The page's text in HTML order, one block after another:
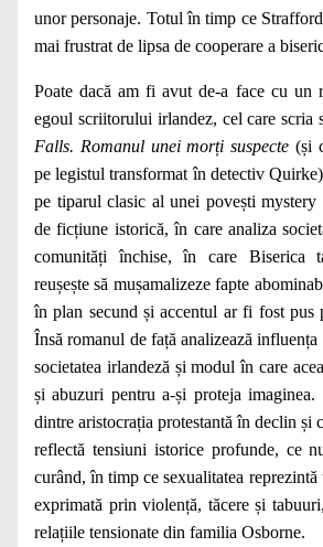
unor personaje. Totul în timp ce
mai frustrat de lipsa de cooperare a
Poate dacă am fi avut de-a face cu un
egoul scriitorului irlandez, cel care scria
Falls. Romanul unei morți suspecte (și
pe legistul transformat în detectiv
pe tiparul clasic al unei povești
de ficțiune istorică, în care analiza
comunități închise, în care Biserica
reușește să mușamalizeze fapte
în plan secund și accentul ar fi fost pus
Însă romanul de față analizează
societatea irlandeză și modul în care
și abuzuri pentru a-și proteja imaginea.
dintre aristocrația protestantă în declin și
reflectă tensiuni istorice profunde, ce
curând, în timp ce sexualitatea
exprimată prin violență, tăcere și
relațiile tensionate din familia Osborne.